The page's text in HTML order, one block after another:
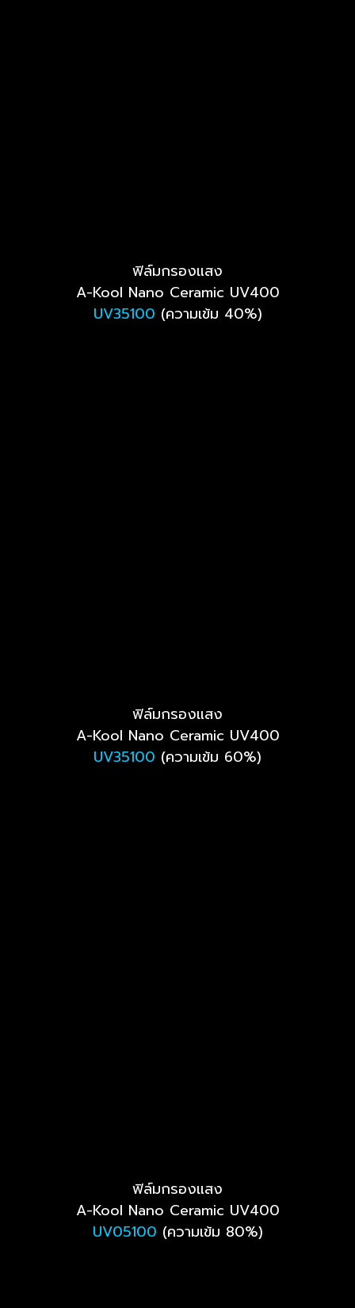
ฟิล์มกรองแสง
A-Kool Nano Ceramic UV400
UV35100 (ความเข้ม 40%)
ฟิล์มกรองแสง
A-Kool Nano Ceramic UV400
UV35100 (ความเข้ม 60%)
ฟิล์มกรองแสง
A-Kool Nano Ceramic UV400
UV05100 (ความเข้ม 80%)